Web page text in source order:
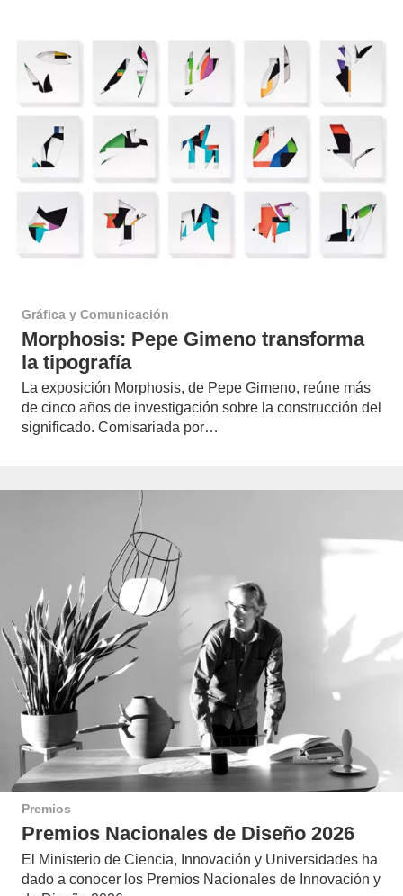
Gráfica y Comunicación
Morphosis: Pepe Gimeno transforma
la tipografía
La exposición Morphosis, de Pepe Gimeno, reúne más
de cinco años de investigación sobre la construcción del
significado. Comisariada por…
Premios
Premios Nacionales de Diseño 2026
El Ministerio de Ciencia, Innovación y Universidades ha
dado a conocer los Premios Nacionales de Innovación y